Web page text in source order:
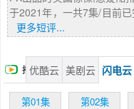
告，
人又
深入
恐怖
中。
于2021年，一共7集/目前
更多短评...
播优酷云 美剧云 闪电云
第01集 第02集